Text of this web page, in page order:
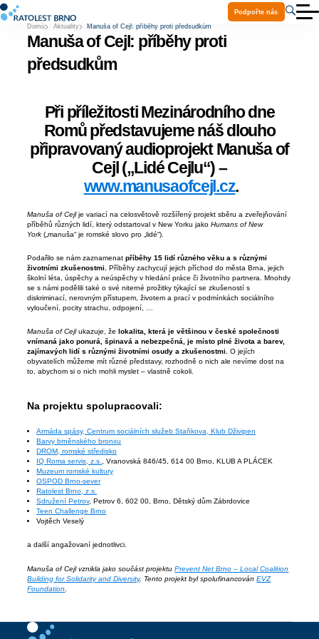
O nás
Aktuality
Praxe a stáže
Kontakty
Pomoc Ukrajině
Podpořte nás
Domů Aktuality Manuša of Cejl: příběhy proti předsudkům
Manuša of Cejl: příběhy proti
předsudkům
Při příležitosti Mezinárodního dne
Romů představujeme náš dlouho
připravovaný audioprojekt Manuša of
Cejl („Lidé Cejlu“) –
www.manusaofcejl.cz.
Manuša of Cejlje variací na celosvětově rozšířený projekt sběru a zveřejňování
příběhů různých lidí, který odstartoval v New Yorku jakoHumans of New
York („manuša“ je romské slovo pro „lidé“).
Podařilo se nám zaznamenatpříběhy 15 lidí různého věku a s různými
životními zkušenostmi.
Příběhy zachycují jejich příchod do města Brna, jejich
školní léta, úspěchy a neúspěchy v hledání práce či životního partnera. Mnohdy
se s námi podělili také o své niterné prožitky týkající se zkušeností s
diskriminací, nerovným přístupem, životem a prací v podmínkách sociálního
vyloučení, pocity strachu, odpojení, …
Manuša of Cejlukazuje, želokalita, která je většinou v české společnosti
vnímaná jako ponurá, špinavá a nebezpečná, je místo plné života a barev,
zajímavých lidí s různými životními osudy a zkušenostmi.
O jejích
obyvatelích můžeme mít různé představy, rozhodně o nich ale nevíme dost na
to, abychom si o nich mohli myslet – vlastně cokoli.
Na projektu spolupracovali:
Armáda spásy, Centrum sociálních služeb Staňkova, Klub Dživipen
Barvy brněnského bronxu
DROM, romské středisko
IQ Roma servis, z.s.
, Vranovská 846/45, 614 00 Brno, KLUB A PLÁCEK
Muzeum romské kultury
OSPOD Brno-sever
Ratolest Brno, z.s.
Sdružení Petrov, Petrov 6, 602 00, Brno, Dětský dům Zábrdovice
Teen Challenge Brno
Vojtěch Veselý
a další angažovaní jednotlivci.
Manuša of Cejl vznikla jako součást projektuPrevent Net Brno – Local Coalition
Building for Solidarity and Diversity. Tento projekt byl spolufinancovánEVZ
Foundation